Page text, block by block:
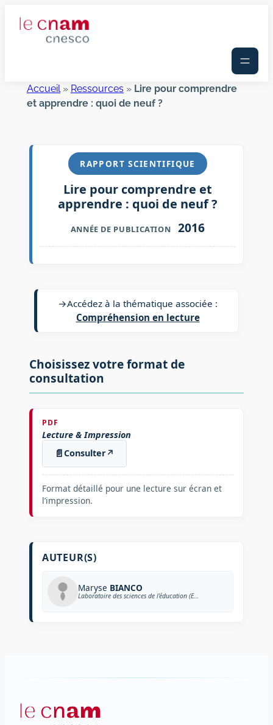
Accueil» Ressources» Lire pour comprendre
et apprendre : quoi de neuf ?
RAPPORT SCIENTIFIQUE
Lire pour comprendre et
apprendre : quoi de neuf ?
ANNÉE DE PUBLICATION 2016
→Accédez à la thématique associée :
Compréhension en lecture
Choisissez votre format de
consultation
PDF
Lecture & Impression
📄Consulter↗
Format détaillé pour une lecture sur écran et
l’impression.
AUTEUR(S)
Maryse BIANCO
Laboratoire des sciences de l’éducation (EA 602), Université Grenoble-Alpes